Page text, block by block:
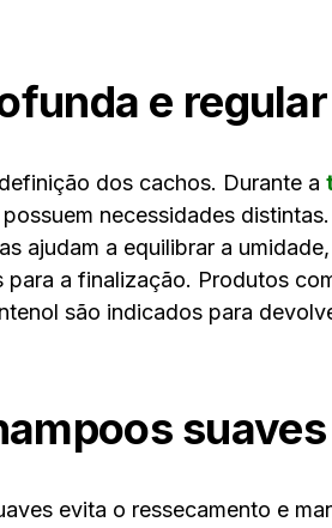
e regular
dos cachos. Durante a
necessidades
ajudam a equilibrar a
para a finalização. Produtos
são indicados para
suaves
evita o ressecamento e